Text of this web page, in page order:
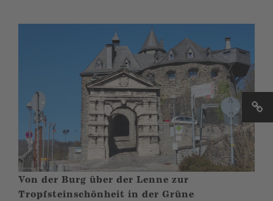
Von der Burg über der Lenne zur
Tropfsteinschönheit in der Grüne